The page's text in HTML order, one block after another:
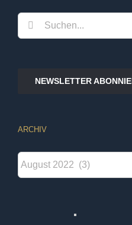
Suche
nach:
NEWSLETTER
ARCHIV
Archiv